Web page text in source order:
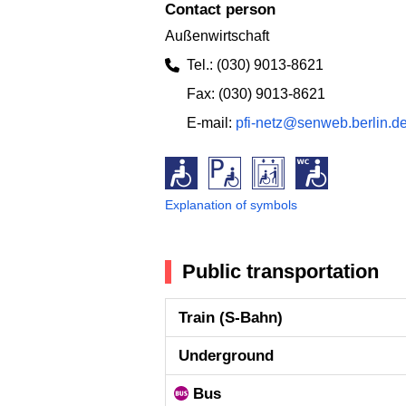
Contact person
Außenwirtschaft
Tel.: (030) 9013-8621
Fax: (030) 9013-8621
E-mail: pfi-
Explanation of symbols
Public transportation
Train (S-Bahn)
Underground
Bus